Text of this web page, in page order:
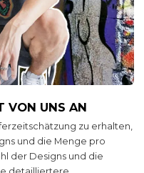
VON UNS AN
zu erhalten,
und die Menge pro
der Designs und die